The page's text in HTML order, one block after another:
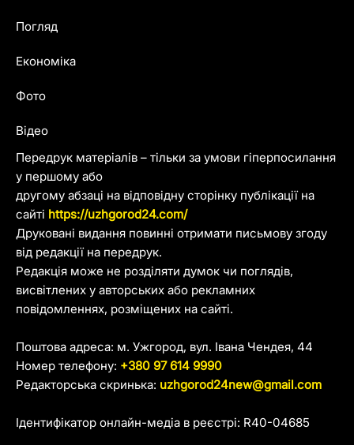
Передрук матеріалів – тільки за умови гіперпосилання
у першому або
другому абзаці на відповідну сторінку публікації на
сайті https://uzhgorod24.com/
Друковані видання повинні отримати письмову згоду
від редакції на передрук.
Редакція може не розділяти думок чи поглядів,
висвітлених у авторських або рекламних
повідомленнях, розміщених на сайті.
Поштова адреса: м. Ужгород, вул. Івана Чендея, 44
Номер телефону: +380 97 614 9990
Редакторська скринька: uzhgorod24new@gmail.com
Ідентифікатор онлайн-медіа в реєстрі: R40-04685
Погляд
Економіка
Фото
Відео